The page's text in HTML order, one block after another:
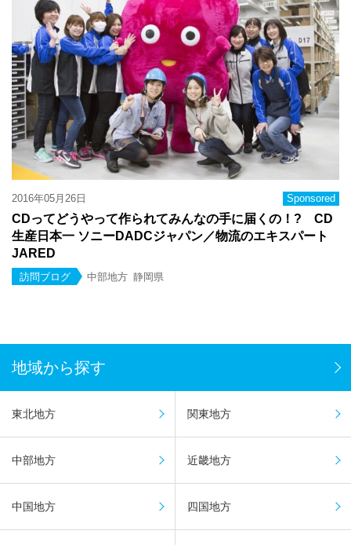
2016年05月26日 Sponsored
CDってどうやって作られてみんなの手に届くの！? CD
生産日本一 ソニーDADCジャパン／物流のエキスパート
JARED
訪問ブログ 中部地方 静岡県
地域から探す
東北地方 関東地方
中部地方 近畿地方
中国地方 四国地方